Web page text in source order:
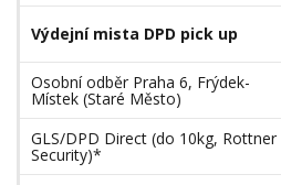
Výdejní mista DPD pick up
Osobní odběr Praha 6, Frýdek-
Místek (Staré Město)
GLS/DPD Direct (do 10kg, Rottner
Security)*